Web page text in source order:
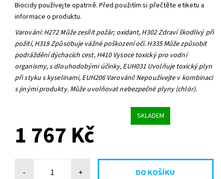
Biocidy používejte opatrně. Před použitím si přečtěte etiketu a
informace o produktu.
Varování: H272 Může zesílit požár; oxidant, H302 Zdraví škodlivý při
požití, H318 Způsobuje vážné poškození očí. H335 Může způsobit
podráždění dýchacích cest, H410 Vysoce toxický pro vodní
organismy, s dlouhodobými účinky, EUH031 Uvolňuje toxický plyn
při styku s kyselinami, EUH206 Varování! Nepoužívejte v kombinaci
s jinými produkty. Může uvolňovat nebezpečné plyny (chlór).
SKLADEM
1 767 Kč
- +